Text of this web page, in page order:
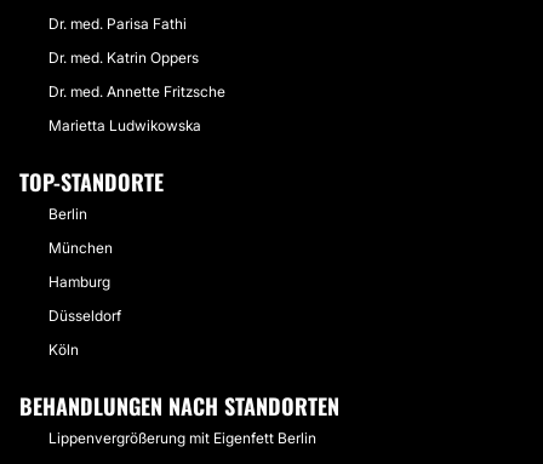
Dr. med. Parisa Fathi
Dr. med. Katrin Oppers
Dr. med. Annette Fritzsche
Marietta Ludwikowska
TOP-STANDORTE
Berlin
München
Hamburg
Düsseldorf
Köln
BEHANDLUNGEN NACH STANDORTEN
Lippenvergrößerung mit Eigenfett Berlin